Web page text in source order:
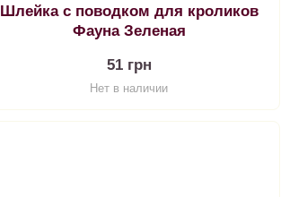
Шлейка с поводком для кроликов
Фауна Зеленая
51 грн
Нет в наличии